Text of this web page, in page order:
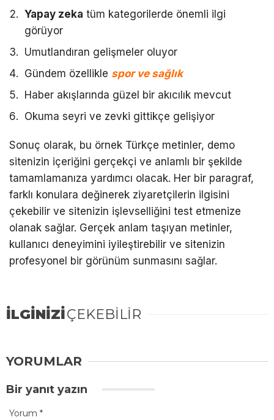
Yapay zeka tüm kategorilerde önemli ilgi
görüyor
Umutlandıran gelişmeler oluyor
Gündem özellikle spor ve sağlık
Haber akışlarında güzel bir akıcılık mevcut
Okuma seyri ve zevki gittikçe gelişiyor
Sonuç olarak, bu örnek Türkçe metinler, demo
sitenizin içeriğini gerçekçi ve anlamlı bir şekilde
tamamlamanıza yardımcı olacak. Her bir paragraf,
farklı konulara değinerek ziyaretçilerin ilgisini
çekebilir ve sitenizin işlevselliğini test etmenize
olanak sağlar. Gerçek anlam taşıyan metinler,
kullanıcı deneyimini iyileştirebilir ve sitenizin
profesyonel bir görünüm sunmasını sağlar.
İLGİNİZİÇEKEBİLİR
YORUMLAR
Bir yanıt yazın
Yorum *